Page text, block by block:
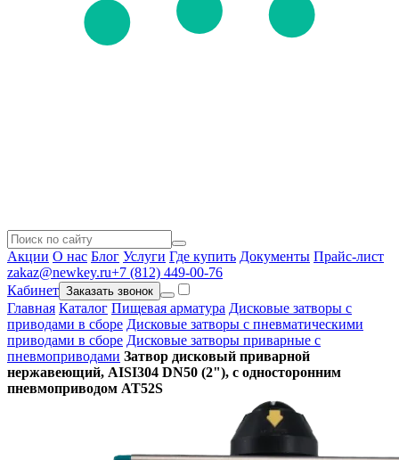
Акции О нас Блог Услуги Где купить Документы Прайс-лист
zakaz@newkey.ru+7 (812) 449-00-76
Кабинет Заказать звонок
Главная Каталог Пищевая арматура Дисковые затворы с
приводами в сборе Дисковые затворы с пневматическими
приводами в сборе Дисковые затворы приварные с
пневмоприводами Затвор дисковый приварной
нержавеющий, AISI304 DN50 (2"), с односторонним
пневмоприводом AT52S